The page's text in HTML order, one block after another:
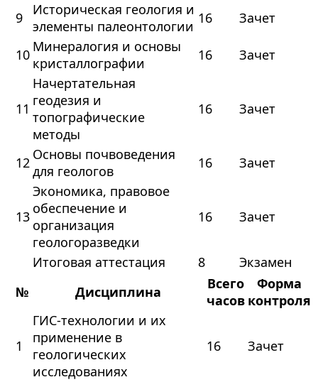
9
Историческая геология и
элементы палеонтологии 16 Зачет
10 Минералогия и основы
кристаллографии
16 Зачет
11
Начертательная
геодезия и
топографические
методы
16 Зачет
12 Основы почвоведения
для геологов
16 Зачет
13
Экономика, правовое
обеспечение и
организация
геологоразведки
16 Зачет
Итоговая аттестация 8
Экзамен
№
Дисциплина
Всего
часов
Форма
контроля
1
ГИС‑технологии и их
применение в
геологических
исследованиях
16 Зачет